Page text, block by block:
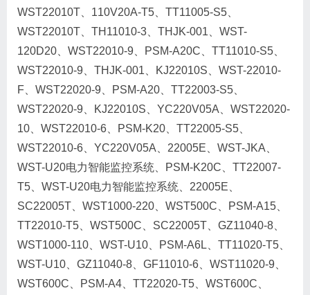
WST22010T、110V20A-T5、TT11005-S5、
WST22010T、TH11010-3、THJK-001、WST-
120D20、WST22010-9、PSM-A20C、TT11010-S5、
WST22010-9、THJK-001、KJ22010S、WST-22010-
F、WST22020-9、PSM-A20、TT22003-S5、
WST22020-9、KJ22010S、YC220V05A、WST22020-
10、WST22010-6、PSM-K20、TT22005-S5、
WST22010-6、YC220V05A、22005E、WST-JKA、
WST-U20电力智能监控系统、PSM-K20C、TT22007-
T5、WST-U20电力智能监控系统、22005E、
SC22005T、WST1000-220、WST500C、PSM-A15、
TT22010-T5、WST500C、SC22005T、GZ11040-8、
WST1000-110、WST-U10、PSM-A6L、TT11020-T5、
WST-U10、GZ11040-8、GF11010-6、WST11020-9、
WST600C、PSM-A4、TT22020-T5、WST600C、